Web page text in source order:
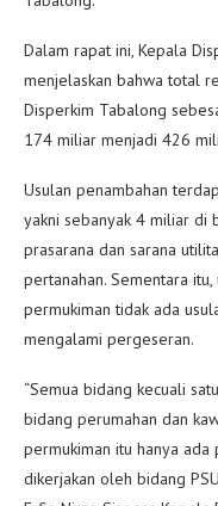
Dalam rapat ini, Kepala
menjelaskan bahwa total
Disperkim Tabalong
174 miliar menjadi 426
Usulan penambahan
yakni sebanyak 4 miliar di
prasarana dan sarana
pertanahan. Sementara
permukiman tidak ada
mengalami pergeseran.
“Semua bidang kecuali
bidang perumahan dan
permukiman itu hanya
dikerjakan oleh bidang